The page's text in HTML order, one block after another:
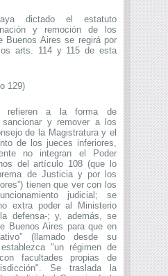
dictado el estatuto
y remoción de los
Buenos Aires se regirá por
arts. 114 y 115 de esta
129)
refieren a la forma de
sancionar y remover a los
de la Magistratura y el
de los jueces inferiores,
no integran el Poder
del artículo 108 (que lo
de Justicia y por los
tienen que ver con los
judicial; se
extra poder al Ministerio
defensa-; y, además, se
Buenos Aires para que en
(llamado desde su
"un régimen de
facultades propias de
Se traslada la